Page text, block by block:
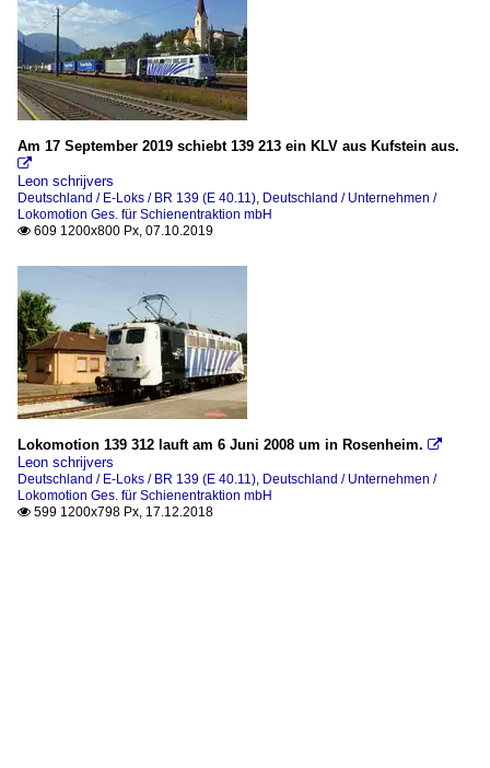
Am 17 September 2019 schiebt 139 213 ein KLV aus Kufstein aus.

Leon schrijvers
Deutschland / E-Loks / BR 139 (E 40.11) Deutschland / Unternehmen /
Lokomotion Ges. für Schienentraktion mbH
 609 1200x800 Px, 07.10.2019
Lokomotion 139 312 lauft am 6 Juni 2008 um in Rosenheim. 
Leon schrijvers
Deutschland / E-Loks / BR 139 (E 40.11) Deutschland / Unternehmen /
Lokomotion Ges. für Schienentraktion mbH
 599 1200x798 Px, 17.12.2018